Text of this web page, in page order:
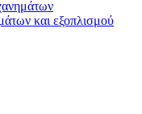
και εξοπλισμού